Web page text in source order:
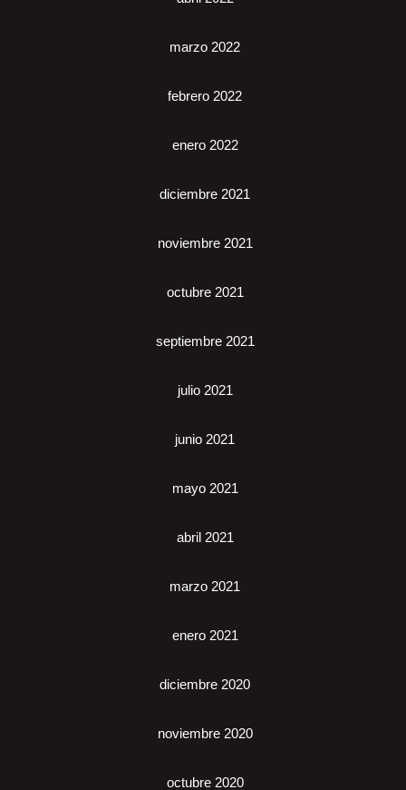
marzo 2022
febrero 2022
enero 2022
diciembre 2021
noviembre 2021
octubre 2021
septiembre 2021
julio 2021
junio 2021
mayo 2021
abril 2021
marzo 2021
enero 2021
diciembre 2020
noviembre 2020
octubre 2020